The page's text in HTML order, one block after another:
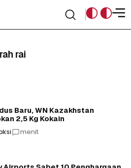
rai
Baru, WN Kazakhstan
2,5 Kg Kokain
menit